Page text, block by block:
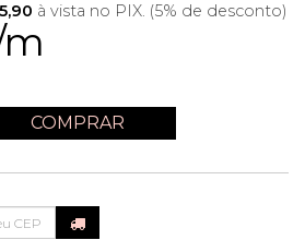
à vista no PIX. (5% de desconto)
COMPRAR